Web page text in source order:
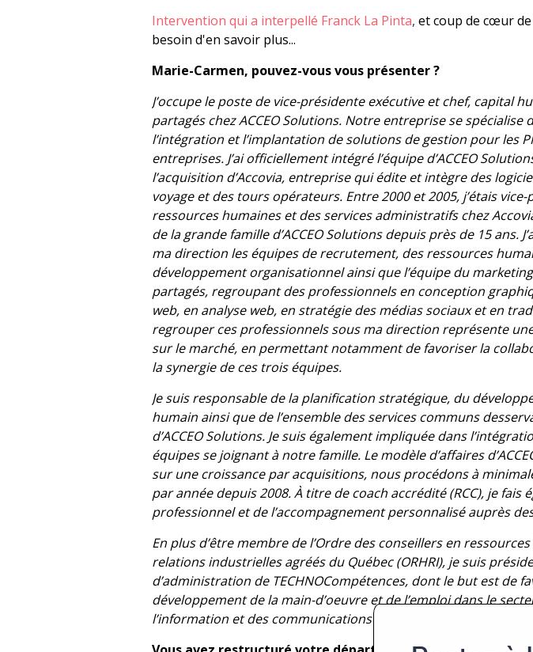
Intervention qui a interpellé Franck La Pinta, et coup de cœur
besoin d'en savoir plus...
Marie-Carmen, pouvez-vous vous présenter ?
J’occupe le poste de vice-présidente exécutive et chef, capital
partagés chez ACCEO Solutions. Notre entreprise se spécialise
l’intégration et l’implantation de solutions de gestion pour les
entreprises. J’ai officiellement intégré l’équipe d’ACCEO
l’acquisition d’Accovia, entreprise qui édite et intègre des
voyage et des tours opérateurs. Entre 2000 et 2005, j’étais
ressources humaines et des services administratifs chez
de la grande famille d’ACCEO Solutions depuis près de 15 ans.
ma direction les équipes de recrutement, des ressources
développement organisationnel ainsi que l’équipe du
partagés, regroupant des professionnels en conception
web, en analyse web, en stratégie des médias sociaux et en
regrouper ces professionnels sous ma direction représente
sur le marché, en permettant notamment de favoriser la
la synergie de ces trois équipes.
Je suis responsable de la planification stratégique, du
humain ainsi que de l’ensemble des services communs
d’ACCEO Solutions. Je suis également impliquée dans
équipes se joignant à notre famille. Le modèle d’affaires
sur une croissance par acquisitions, nous procédons à
par année depuis 2008. À titre de coach accrédité (RCC), je fais
professionnel et de l’accompagnement personnalisé auprès
En plus d’être membre de l’Ordre des conseillers en
relations industrielles agréés du Québec (ORHRI), je suis
d’administration de TECHNOCompétences, dont le but est de
développement de la main-d’oeuvre et de l’emploi dans le
l’information et des communications (TIC) au Québec.